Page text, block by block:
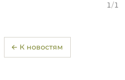
1/1
← К новостям